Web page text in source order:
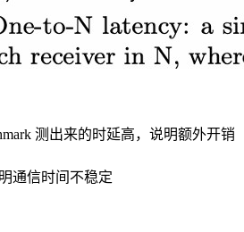
测出来的时延高，说明额外开销
通信时间不稳定